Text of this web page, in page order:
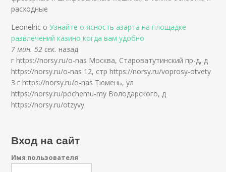
расходные
Leonelric оУзнайте о ясность азарта на площадке
развлечений казино когда вам удобно
7 мин. 52 сек. назад
г https://norsy.ru/o-nas Москва, Староватутинский пр-д, д
https://norsy.ru/o-nas 12, стр https://norsy.ru/voprosy-otvety
3 г https://norsy.ru/o-nas Тюмень, ул
https://norsy.ru/pochemu-my Володарского, д
https://norsy.ru/otzyvy
Вход на сайт
Имя пользователя